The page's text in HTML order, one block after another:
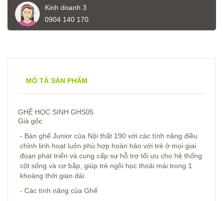
Kinh doanh 3
0904 140 170
MÔ TẢ SẢN PHẨM
GHẾ HỌC SINH GHS05
Giá gốc
- Bàn ghế Junior của Nội thất 190 với các tính năng điều
chỉnh linh hoạt luôn phù hợp hoàn hảo với trẻ ở mọi giai
đoạn phát triển và cung cấp sự hỗ trợ tối ưu cho hệ thống
cột sống và cơ bắp, giúp trẻ ngồi học thoải mái trong 1
khoảng thời gian dài.
- Các tính năng của Ghế